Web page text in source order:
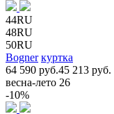
44RU
48RU
50RU
Bogner куртка
64 590 руб.45 213 руб.
весна-лето 26
-10%